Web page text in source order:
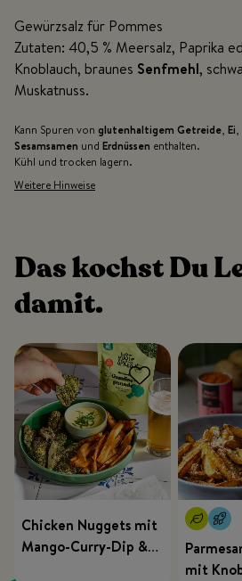
Gewürzsalz für Pommes
Zutaten: 40,5 % Meersalz, Paprika
Knoblauch, braunes Senfmehl,
Muskatnuss.
Kann Spuren von glutenhaltigem Getreide, Ei,
Sesamsamen und Erdnüssen enthalten.
Kühl und trocken lagern.
Weitere Hinweise
Das kochst Du
damit.
Chicken Nuggets mit
Mango-Curry-Dip &
mit